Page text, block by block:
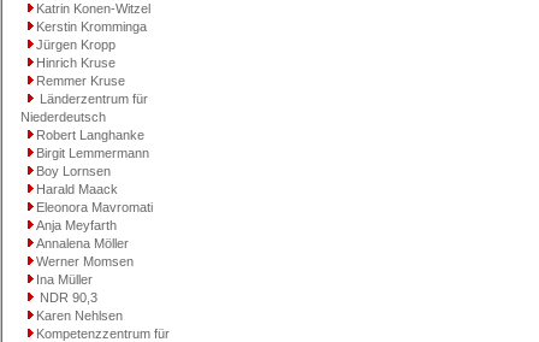
Katrin Konen-Witzel
Kerstin Kromminga
Jürgen Kropp
Hinrich Kruse
Remmer Kruse
Länderzentrum für
Niederdeutsch
Robert Langhanke
Birgit Lemmermann
Boy Lornsen
Harald Maack
Eleonora Mavromati
Anja Meyfarth
Annalena Möller
Werner Momsen
Ina Müller
NDR 90,3
Karen Nehlsen
Kompetenzzentrum für